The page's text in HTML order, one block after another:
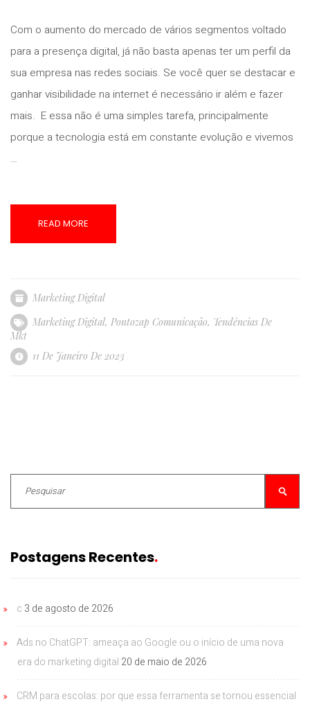
Com o aumento do mercado de vários segmentos voltado
para a presença digital, já não basta apenas ter um perfil da
sua empresa nas redes sociais. Se você quer se destacar e
ganhar visibilidade na internet é necessário ir além e fazer
mais. E essa não é uma simples tarefa, principalmente
porque a tecnologia está em constante evolução e vivemos
…
READ MORE
Marketing Digital
Marketing Digital, Pontozap Comunicação, Tendências De
Mkt
11 De Janeiro De 2023
Postagens Recentes
c 3 de agosto de 2026
Ads no ChatGPT: ameaça ao Google ou o início de uma nova
era do marketing digital 20 de maio de 2026
CRM para escolas: por que essa ferramenta se tornou essencial